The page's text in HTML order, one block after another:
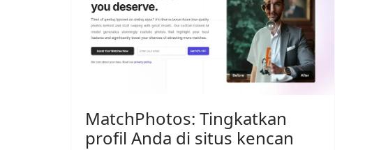
MatchPhotos: Tingkatkan
profil Anda di situs kencan